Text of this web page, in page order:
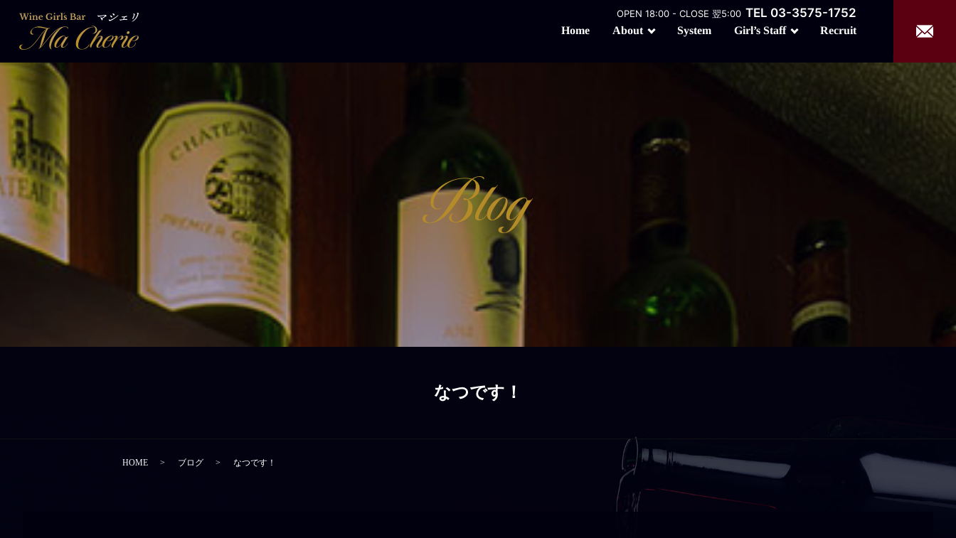
OPEN 18:00 - CLOSE 翌5:00 TEL 03-3575-1752
Home About System Girl’s Staff Recruit
なつです！
HOME ブログ なつです！